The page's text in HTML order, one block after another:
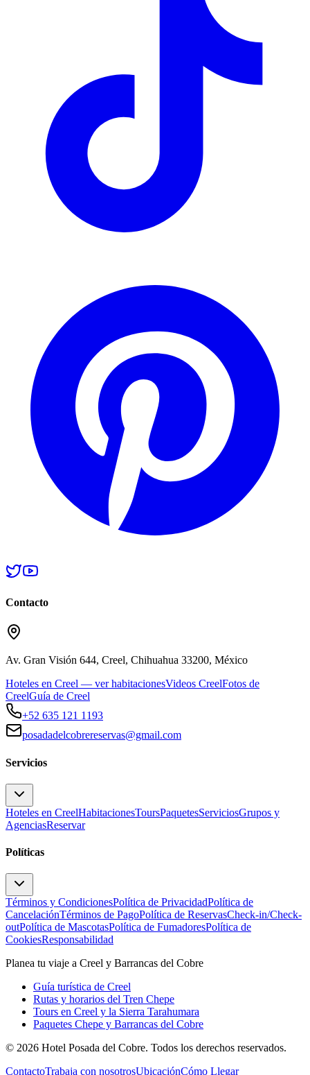
Contacto
Av. Gran Visión 644, Creel, Chihuahua 33200, México
Hoteles en Creel — ver habitacionesVideos CreelFotos de
CreelGuía de Creel
+52 635 121 1193
posadadelcobrereservas@gmail.com
Servicios
Hoteles en CreelHabitacionesToursPaquetesServiciosGrupos y
AgenciasReservar
Políticas
Términos y CondicionesPolítica de PrivacidadPolítica de
CancelaciónTérminos de PagoPolítica de ReservasCheck-in/Check-
outPolítica de MascotasPolítica de FumadoresPolítica de
CookiesResponsabilidad
Planea tu viaje a Creel y Barrancas del Cobre
Guía turística de Creel
Rutas y horarios del Tren Chepe
Tours en Creel y la Sierra Tarahumara
Paquetes Chepe y Barrancas del Cobre
© 2026 Hotel Posada del Cobre. Todos los derechos reservados.
ContactoTrabaja con nosotrosUbicaciónCómo Llegar